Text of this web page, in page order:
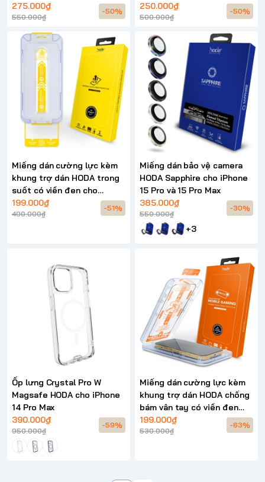
series
275.000₫
550.000₫
-50%
series
250.000₫
500.000₫
-50%
Miếng dán cường lực kèm
khung trợ dán HODA trong
suốt có viền đen cho
iPhone 15 series
199.000₫
400.000₫
-51%
Miếng dán bảo vệ camera
HODA Sapphire cho iPhone
15 Pro và 15 Pro Max
385.000₫
550.000₫
-30%
+3
Ốp lưng Crystal Pro W
Magsafe HODA cho iPhone
14 Pro Max
390.000₫
950.000₫
-59%
Miếng dán cường lực kèm
khung trợ dán HODA chống
bám vân tay có viền đen
cho iPhone 14 series
199.000₫
530.000₫
-63%